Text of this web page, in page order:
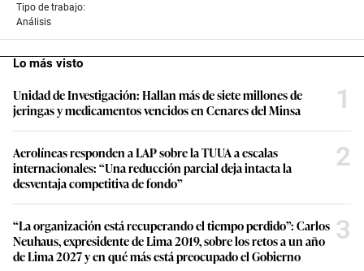
Tipo de trabajo:
Análisis
Lo más visto
Unidad de Investigación: Hallan más de siete millones de
jeringas y medicamentos vencidos en Cenares del Minsa
1
Aerolíneas responden a LAP sobre la TUUA a escalas
internacionales: “Una reducción parcial deja intacta la
desventaja competitiva de fondo”
2
“La organización está recuperando el tiempo perdido”: Carlos
Neuhaus, expresidente de Lima 2019, sobre los retos a un año
de Lima 2027 y en qué más está preocupado el Gobierno
3